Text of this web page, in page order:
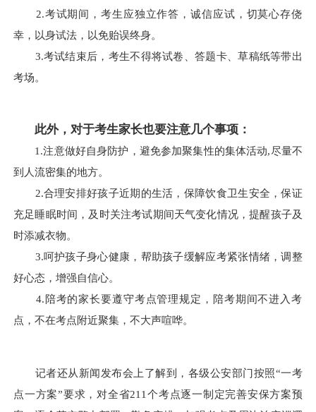
2.考试期间，考生应独立作答，诚信应试，切莫心存侥
幸，以身试法，以免贻误终身。
3.考试结束后，考生不得将试卷、答题卡、草稿纸等带出
考场。
此外，对于考生家长也要注意几个事项：
1.注意做好自身防护，避免参加聚集性的集体活动,尽量不
到人流密集的地方。
2.合理安排好孩子近期的生活，保障饮食卫生安全，保证
充足睡眠时间，及时关注考试期间天气变化情况，提醒孩子及
时添减衣物。
3.呵护孩子身心健康，帮助孩子缓解应考紧张情绪，调整
好心态，增强自信心。
4.陪考的家长要遵守考点管理规定，陪考期间不进入考
点，不在考点附近聚集，不大声喧哗。
记者还从新闻发布会上了解到，各级公安部门按照“一考
点一方案”要求，对全省211个考点逐一制定完善安保方案预